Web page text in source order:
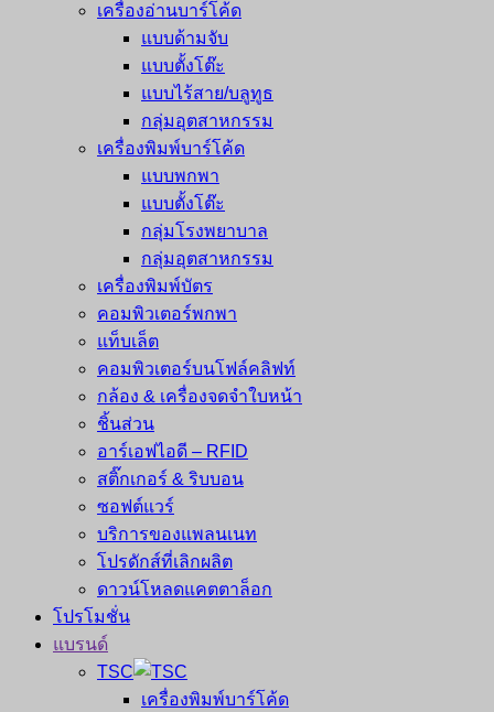
เครื่องอ่านบาร์โค้ด
แบบด้ามจับ
แบบตั้งโต๊ะ
แบบไร้สาย/บลูทูธ
กลุ่มอุตสาหกรรม
เครื่องพิมพ์บาร์โค้ด
แบบพกพา
แบบตั้งโต๊ะ
กลุ่มโรงพยาบาล
กลุ่มอุตสาหกรรม
เครื่องพิมพ์บัตร
คอมพิวเตอร์พกพา
แท็บเล็ต
คอมพิวเตอร์บนโฟล์คลิฟท์
กล้อง & เครื่องจดจำใบหน้า
ชิ้นส่วน
อาร์เอฟไอดี – RFID
สติ๊กเกอร์ & ริบบอน
ซอฟต์แวร์
บริการของแพลนเนท
โปรดักส์ที่เลิกผลิต
ดาวน์โหลดแคตตาล็อก
โปรโมชั่น
แบรนด์
TSC
เครื่องพิมพ์บาร์โค้ด